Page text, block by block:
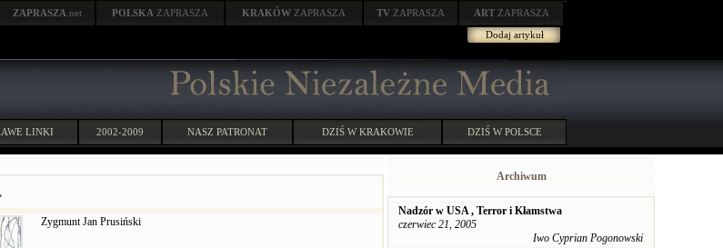
ZAPRASZA .net POLSKA ZAPRASZA KRAKÓW ZAPRASZA TV ZAPRASZA ART ZAPRASZA
Dodaj artykuł
LINKI 2002-2009 NASZ PATRONAT DZIŚ W KRAKOWIE DZIŚ W POLSCE
Zygmunt Jan Prusiński
Archiwum
Nadzór w USA , Terror i Kłamstwa
czerwiec 21, 2005
Iwo Cyprian Pogonowski